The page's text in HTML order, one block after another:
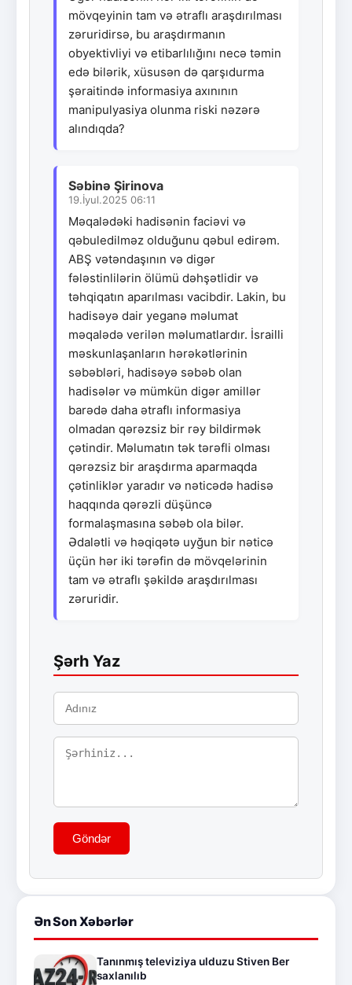
mövqeyinin tam və ətraflı araşdırılması
zəruridirsə, bu araşdırmanın
obyektivliyi və etibarlılığını necə təmin
edə bilərik, xüsusən də qarşıdurma
şəraitində informasiya axınının
manipulyasiya olunma riski nəzərə
alındıqda?
Səbinə Şirinova
19.İyul.2025 06:11
Məqalədəki hadisənin faciəvi və
qəbuledilməz olduğunu qəbul edirəm.
ABŞ vətəndaşının və digər
fələstinlilərin ölümü dəhşətlidir və
təhqiqatın aparılması vacibdir. Lakin, bu
hadisəyə dair yeganə məlumat
məqalədə verilən məlumatlardır. İsrailli
məskunlaşanların hərəkətlərinin
səbəbləri, hadisəyə səbəb olan
hadisələr və mümkün digər amillər
barədə daha ətraflı informasiya
olmadan qərəzsiz bir rəy bildirmək
çətindir. Məlumatın tək tərəfli olması
qərəzsiz bir araşdırma aparmaqda
çətinliklər yaradır və nəticədə hadisə
haqqında qərəzli düşüncə
formalaşmasına səbəb ola bilər.
Ədalətli və həqiqətə uyğun bir nəticə
üçün hər iki tərəfin də mövqelərinin
tam və ətraflı şəkildə araşdırılması
zəruridir.
Şərh Yaz
Göndər
Ən Son Xəbərlər
Tanınmış televiziya ulduzu Stiven Ber
saxlanılıb